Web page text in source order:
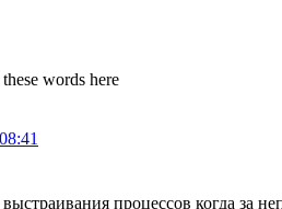
words here
процессов когда за